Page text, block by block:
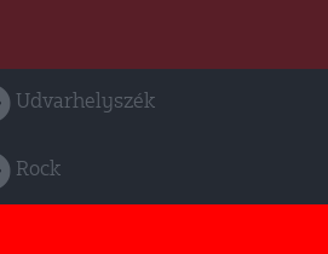
Udvarhelyszék
Rock